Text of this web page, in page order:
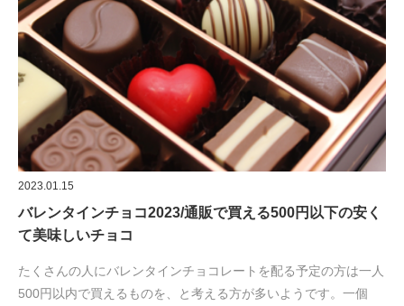
2023.01.15
バレンタインチョコ2023/通販で買える500円以下の安く
て美味しいチョコ
たくさんの人にバレンタインチョコレートを配る予定の方は一人
500円以内で買えるものを、と考える方が多いようです。一個